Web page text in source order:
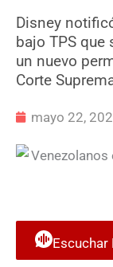
Disney
bajo TPS que
un nuevo
Corte
mayo 22,
Escuchar